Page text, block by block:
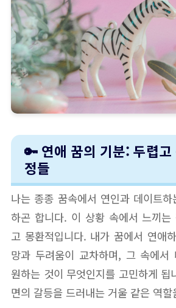
🔑 연애 꿈의 기분: 두렵
정들
나는 종종 꿈속에서 연인과 데이트
하곤 합니다. 이 상황 속에서 느끼는
고 몽환적입니다. 내가 꿈에서 연애
망과 두려움이 교차하며, 그 속에서
원하는 것이 무엇인지를 고민하게 됩
면의 갈등을 드러내는 거울 같은 역할